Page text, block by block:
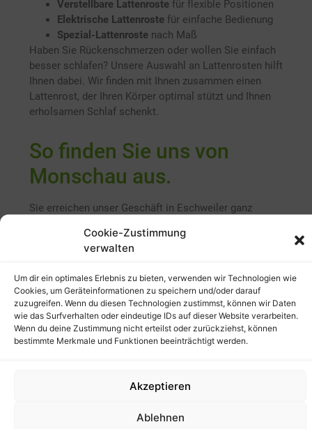
Cookie-Zustimmung
verwalten
Um dir ein optimales Erlebnis zu bieten, verwenden wir Technologien wie
Cookies, um Geräteinformationen zu speichern und/oder darauf
zuzugreifen. Wenn du diesen Technologien zustimmst, können wir Daten
wie das Surfverhalten oder eindeutige IDs auf dieser Website verarbeiten.
Wenn du deine Zustimmung nicht erteilst oder zurückziehst, können
bestimmte Merkmale und Funktionen beeinträchtigt werden.
Akzeptieren
Ablehnen
Verstellbare Lattenroste für flexible Positionen
Elektrische Lattenroste für einfache Bedienung
Spezial-Lattenroste nach Maß
Haben Sie Rückenschmerzen oder wollen Sie einfach
besser schlafen? Unsere Auswahl an Lattenrosten hilft
Ihnen dabei. Wir finden mit Ihnen zusammen einen
Lattenrost, der Ihren Körper optimal stützt und Ihnen
erholsamen Schlaf schenkt.
So finden Sie uns von
Monschau aus.
Sie erreichen unser Geschäft in Eschweiler ganz
die folgende Anfahrtsbeschreibung für eine direkte
Fahrt zu uns:
Wegbeschreibung aus Monschau
49 Minuten (60,1 km)über die A44
Start in Monschau und fahren Sie westlich auf
auf Hargard/B258 und folgen der B258,